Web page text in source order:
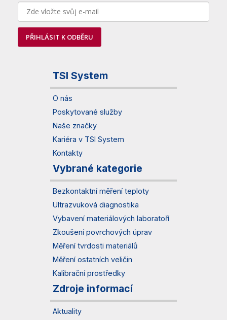
PŘIHLÁSIT K ODBĚRU
TSI System
O nás
Poskytované služby
Naše značky
Kariéra v TSI System
Kontakty
Vybrané kategorie
Bezkontaktní měření teploty
Ultrazvuková diagnostika
Vybavení materiálových laboratoří
Zkoušení povrchových úprav
Měření tvrdosti materiálů
Měření ostatních veličin
Kalibrační prostředky
Zdroje informací
Aktuality